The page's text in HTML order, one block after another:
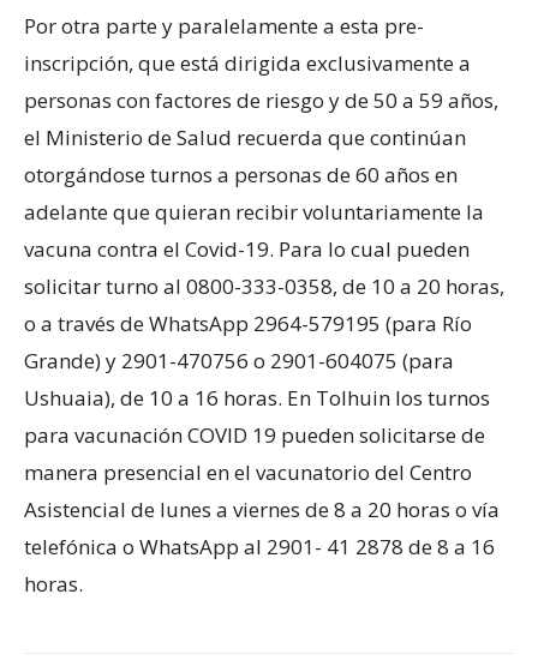
Por otra parte y paralelamente a esta pre-
inscripción, que está dirigida exclusivamente a
personas con factores de riesgo y de 50 a 59 años,
el Ministerio de Salud recuerda que continúan
otorgándose turnos a personas de 60 años en
adelante que quieran recibir voluntariamente la
vacuna contra el Covid-19. Para lo cual pueden
solicitar turno al 0800-333-0358, de 10 a 20 horas,
o a través de WhatsApp 2964-579195 (para Río
Grande) y 2901-470756 o 2901-604075 (para
Ushuaia), de 10 a 16 horas. En Tolhuin los turnos
para vacunación COVID 19 pueden solicitarse de
manera presencial en el vacunatorio del Centro
Asistencial de lunes a viernes de 8 a 20 horas o vía
telefónica o WhatsApp al 2901- 41 2878 de 8 a 16
horas.